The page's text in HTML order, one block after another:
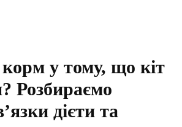
у тому, що кіт
Розбираємо
дієти та